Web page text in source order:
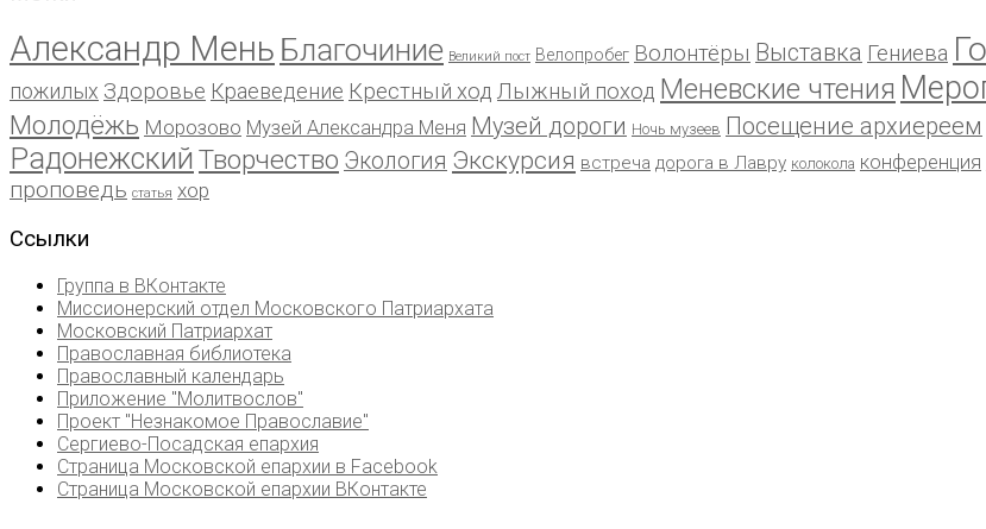
Александр Мень Благочиние Великий пост Велопробег Волонтёры Выставка Гениева
пожилых Здоровье Краеведение Крестный ход Лыжный поход Меневские чтения
Молодёжь Морозово Музей Александра Меня Музей дороги Ночь музеев Посещение архиереем
Радонежский Творчество Экология Экскурсия встреча дорога в Лавру колокола конференция
проповедь статья хор
Ссылки
Группа в ВКонтакте
Миссионерский отдел Московского Патриархата
Московский Патриархат
Православная библиотека
Православный календарь
Приложение "Молитвослов"
Проект "Незнакомое Православие"
Сергиево-Посадская епархия
Страница Московской епархии в Facebook
Страница Московской епархии ВКонтакте